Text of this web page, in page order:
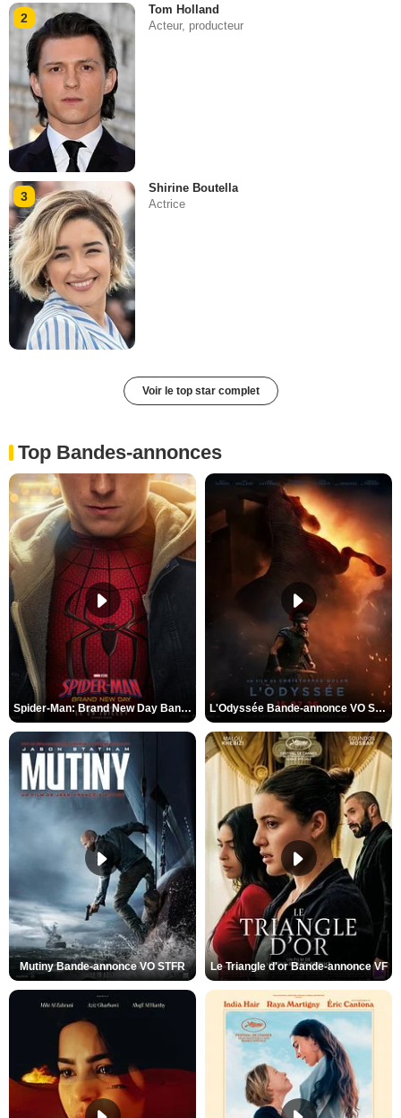
2
Tom Holland
Acteur, producteur
3
Shirine Boutella
Actrice
Voir le top star complet
Top Bandes-annonces
Spider-Man: Brand New Day Bande-annonce VO STFR L'Odyssée Bande-annonce VO STFR
Mutiny Bande-annonce VO STFR Le Triangle d'or Bande-annonce VF